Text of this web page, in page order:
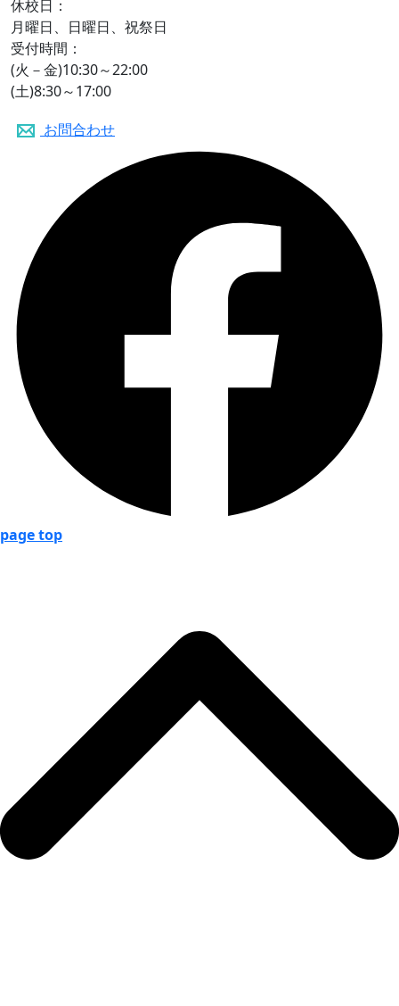
休校日：
月曜日、日曜日、祝祭日
受付時間：
(火－金)10:30～22:00
(土)8:30～17:00
お問合わせ
page top